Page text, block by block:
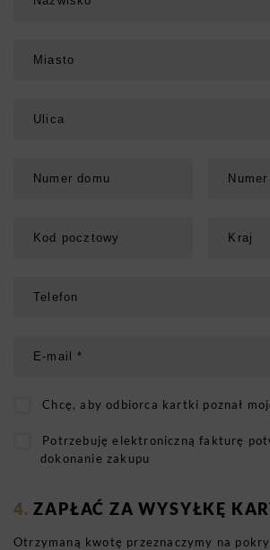
Chcę, aby odbiorca kartki poznał
Potrzebuję elektroniczną fakturę
dokonanie zakupu
ZAPŁAĆ ZA WYSYŁKĘ
Otrzymaną kwotę przeznaczymy na